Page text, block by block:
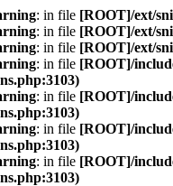
: in file [ROOT]/ext/
: in file [ROOT]/ext/
: in file [ROOT]/ext/
: in file [ROOT]/
: in file [ROOT]/
: in file [ROOT]/
: in file [ROOT]/